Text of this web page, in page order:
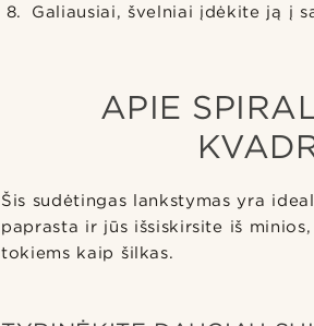
Galiausiai, švelniai įdėkite ją į
APIE
Šis sudėtingas lankstymas yra
paprasta ir jūs išsiskirsite iš
tokiems kaip šilkas.